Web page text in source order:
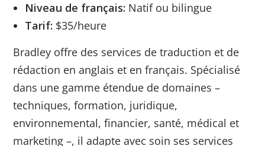
Niveau de français: Natif ou bilingue
Tarif: $35/heure
Bradley offre des services de traduction et de
rédaction en anglais et en français. Spécialisé
dans une gamme étendue de domaines –
techniques, formation, juridique,
environnemental, financier, santé, médical et
marketing –, il adapte avec soin ses services